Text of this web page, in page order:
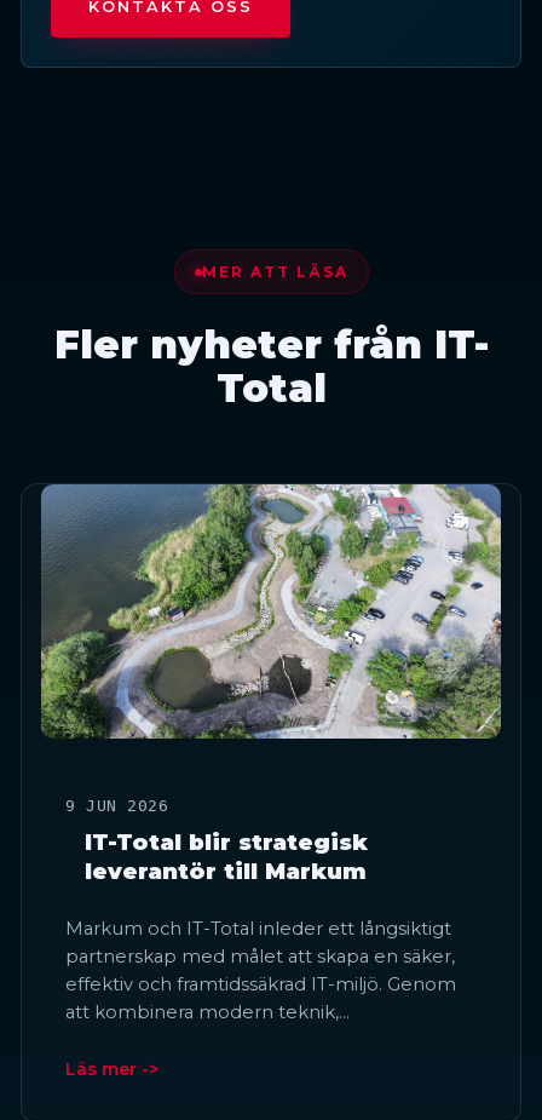
KONTAKTA OSS
MER ATT LÄSA
Fler nyheter från IT-
Total
9 JUN 2026
IT-Total blir strategisk
leverantör till Markum
Markum och IT-Total inleder ett långsiktigt
partnerskap med målet att skapa en säker,
effektiv och framtidssäkrad IT-miljö. Genom
att kombinera modern teknik,…
Läs mer ->